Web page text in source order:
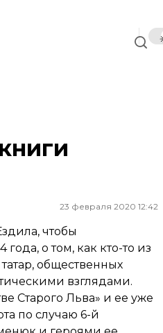
23 февраля 2020 12:42
чтобы
о том, как кто-то из
общественных
взглядами.
Старого Льва» и ее уже
по случаю 6-й